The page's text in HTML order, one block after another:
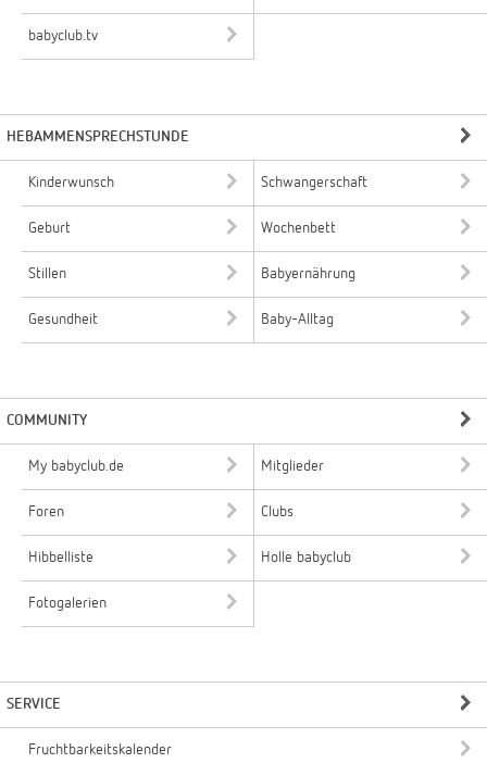
babyclub.tv
HEBAMMENSPRECHSTUNDE
Kinderwunsch Schwangerschaft
Geburt Wochenbett
Stillen Babyernährung
Gesundheit Baby-Alltag
COMMUNITY
My babyclub.de Mitglieder
Foren Clubs
Hibbelliste Holle babyclub
Fotogalerien
SERVICE
Fruchtbarkeitskalender